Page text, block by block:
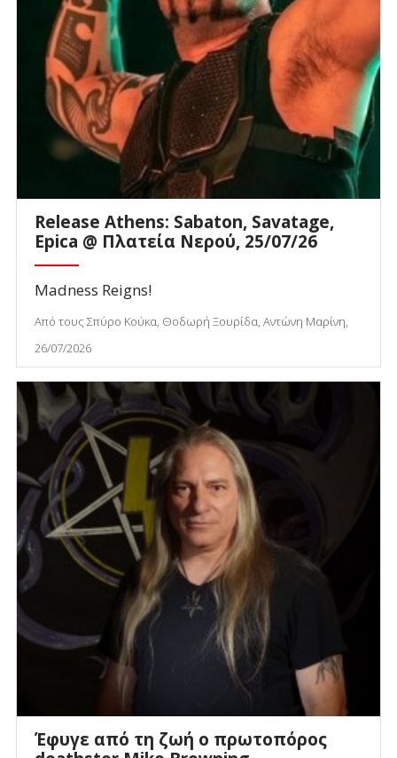
Release Athens: Sabaton, Savatage,
Epica @ Πλατεία Νερού, 25/07/26
Madness Reigns!
Από τους Σπύρο Κούκα, Θοδωρή Ξουρίδα, Αντώνη Μαρίνη,
26/07/2026
Έφυγε από τη ζωή ο πρωτοπόρος